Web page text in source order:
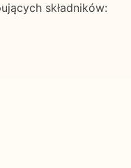
składników: